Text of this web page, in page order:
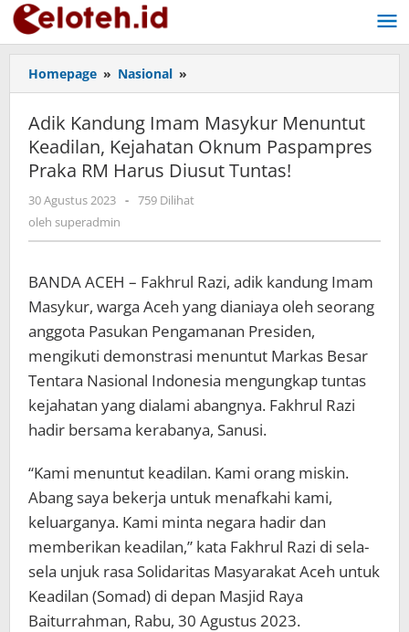
Lewati
ke
konten
Homepage » Nasional »
Kandung
Masykur
Menuntut
Keadilan,
Oknum
Praka
Harus
Diusut
Adik Kandung Imam Masykur Menuntut
Keadilan, Kejahatan Oknum Paspampres
Praka RM Harus Diusut Tuntas!
30 Agustus 2023 oleh
- 759 Dilihat
oleh superadmin
BANDA ACEH – Fakhrul Razi, adik kandung Imam
Masykur, warga Aceh yang dianiaya oleh seorang
anggota Pasukan Pengamanan Presiden,
mengikuti demonstrasi menuntut Markas Besar
Tentara Nasional Indonesia mengungkap tuntas
kejahatan yang dialami abangnya. Fakhrul Razi
hadir bersama kerabanya, Sanusi.
“Kami menuntut keadilan. Kami orang miskin.
Abang saya bekerja untuk menafkahi kami,
keluarganya. Kami minta negara hadir dan
memberikan keadilan,” kata Fakhrul Razi di sela-
sela unjuk rasa Solidaritas Masyarakat Aceh untuk
Keadilan (Somad) di depan Masjid Raya
Baiturrahman, Rabu, 30 Agustus 2023.